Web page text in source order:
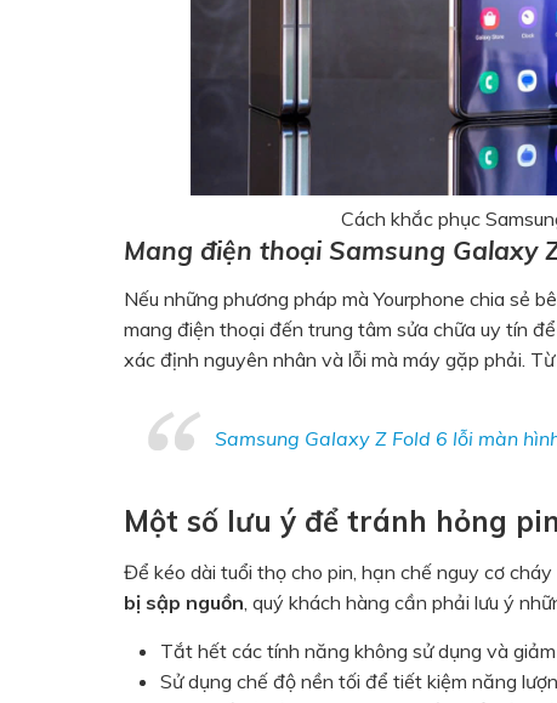
Cách khắc phục
Mang điện thoại Samsung Galaxy
Nếu những phương pháp mà Yourphone chia sẻ
mang điện thoại đến trung tâm sửa chữa uy tín
xác định nguyên nhân và lỗi mà máy gặp phải.
Samsung Galaxy Z Fold 6 lỗi màn
Một số lưu ý để tránh hỏng
Để kéo dài tuổi thọ cho pin, hạn chế nguy cơ
bị sập nguồn , quý khách hàng cần phải lưu ý
Tắt hết các tính năng không sử dụng và
Sử dụng chế độ nền tối để tiết kiệm năng